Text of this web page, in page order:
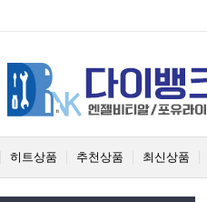
히트상품 추천상품 최신상품